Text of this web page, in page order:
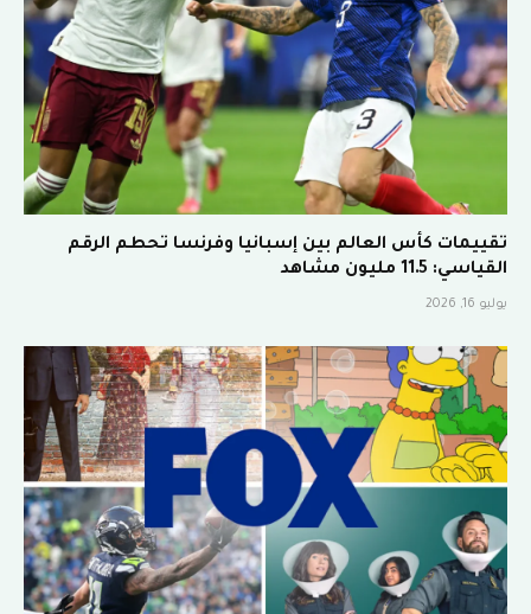
تقييمات كأس العالم بين إسبانيا وفرنسا تحطم الرقم
القياسي: 11.5 مليون مشاهد
يوليو 16, 2026